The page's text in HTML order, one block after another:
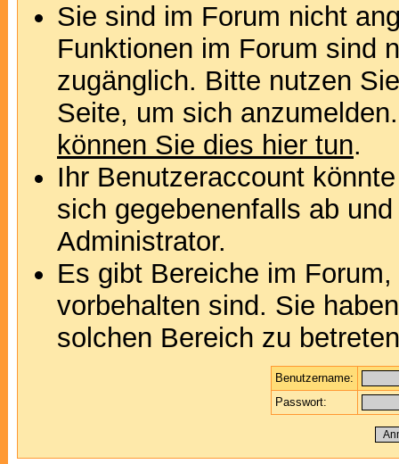
Sie sind im Forum nicht
Funktionen im Forum sind
zugänglich. Bitte nutzen
Seite, um sich
können Sie dies hier tun.
Ihr Benutzeraccount
sich gegebenenfalls ab
Administrator.
Es gibt Bereiche im
vorbehalten sind. Sie
solchen Bereich zu
Benutzername:
Passwort: